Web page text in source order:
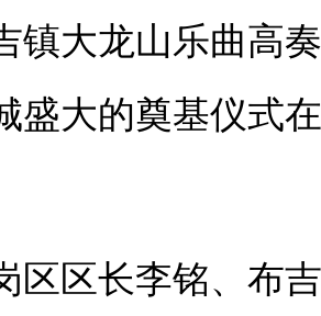
镇大龙山乐曲高
盛大的奠基仪式
区区长李铭、布